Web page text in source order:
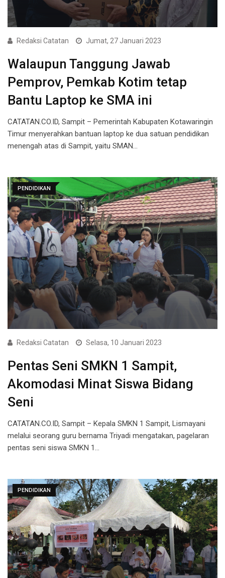
Redaksi Catatan Jumat, 27 Januari 2023
Walaupun Tanggung Jawab
Pemprov, Pemkab Kotim tetap
Bantu Laptop ke SMA ini
CATATAN.CO.ID, Sampit – Pemerintah Kabupaten Kotawaringin
Timur menyerahkan bantuan laptop ke dua satuan pendidikan
menengah atas di Sampit, yaitu SMAN…
PENDIDIKAN
Redaksi Catatan Selasa, 10 Januari 2023
Pentas Seni SMKN 1 Sampit,
Akomodasi Minat Siswa Bidang
Seni
CATATAN.CO.ID, Sampit – Kepala SMKN 1 Sampit, Lismayani
melalui seorang guru bernama Triyadi mengatakan, pagelaran
pentas seni siswa SMKN 1…
PENDIDIKAN